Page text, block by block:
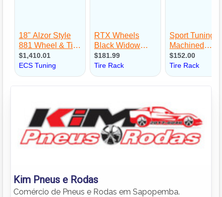
Kim Pneus e Rodas
Comércio de Pneus e Rodas em Sapopemba.